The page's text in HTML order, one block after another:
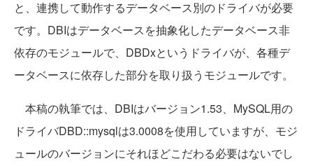
と、連携して動作するデータベース別のドライバが必要
です。DBIはデータベースを抽象化したデータベース非
依存のモジュールで、DBDxというドライバが、各種デ
ータベースに依存した部分を取り扱うモジュールです。
本稿の執筆では、DBIはバージョン1.53、MySQL用の
ドライバDBD::mysqlは3.0008を使用していますが、モジ
ュールのバージョンにそれほどこだわる必要はないでし